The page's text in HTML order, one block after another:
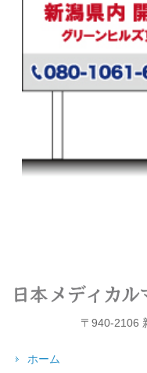
〒940-2106
ホーム